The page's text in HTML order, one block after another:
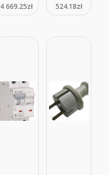
4 669.25zł 524.18zł